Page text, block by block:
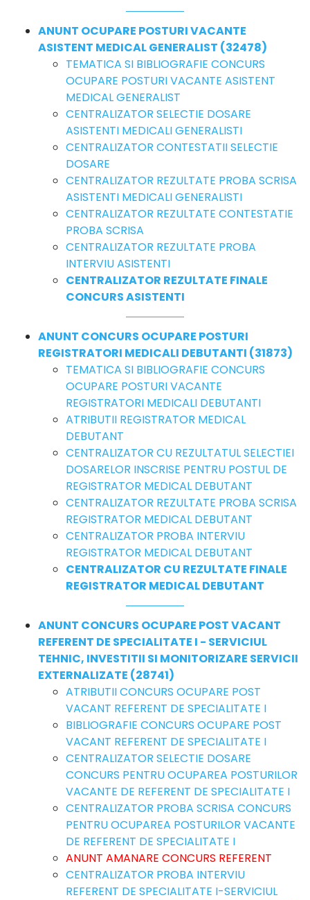
ANUNT OCUPARE POSTURI VACANTE
ASISTENT MEDICAL GENERALIST (32478)
TEMATICA SI BIBLIOGRAFIE CONCURS
OCUPARE POSTURI VACANTE ASISTENT
MEDICAL GENERALIST
CENTRALIZATOR SELECTIE DOSARE
ASISTENTI MEDICALI GENERALISTI
CENTRALIZATOR CONTESTATII SELECTIE
DOSARE
CENTRALIZATOR REZULTATE PROBA SCRISA
ASISTENTI MEDICALI GENERALISTI
CENTRALIZATOR REZULTATE CONTESTATIE
PROBA SCRISA
CENTRALIZATOR REZULTATE PROBA
INTERVIU ASISTENTI
CENTRALIZATOR REZULTATE FINALE
CONCURS ASISTENTI
ANUNT CONCURS OCUPARE POSTURI
REGISTRATORI MEDICALI DEBUTANTI (31873)
TEMATICA SI BIBLIOGRAFIE CONCURS
OCUPARE POSTURI VACANTE
REGISTRATORI MEDICALI DEBUTANTI
ATRIBUTII REGISTRATOR MEDICAL
DEBUTANT
CENTRALIZATOR CU REZULTATUL SELECTIEI
DOSARELOR INSCRISE PENTRU POSTUL DE
REGISTRATOR MEDICAL DEBUTANT
CENTRALIZATOR REZULTATE PROBA SCRISA
REGISTRATOR MEDICAL DEBUTANT
CENTRALIZATOR PROBA INTERVIU
REGISTRATOR MEDICAL DEBUTANT
CENTRALIZATOR CU REZULTATE FINALE
REGISTRATOR MEDICAL DEBUTANT
ANUNT CONCURS OCUPARE POST VACANT
REFERENT DE SPECIALITATE I - SERVICIUL
TEHNIC, INVESTITII SI MONITORIZARE SERVICII
EXTERNALIZATE (28741)
ATRIBUTII CONCURS OCUPARE POST
VACANT REFERENT DE SPECIALITATE I
BIBLIOGRAFIE CONCURS OCUPARE POST
VACANT REFERENT DE SPECIALITATE I
CENTRALIZATOR SELECTIE DOSARE
CONCURS PENTRU OCUPAREA POSTURILOR
VACANTE DE REFERENT DE SPECIALITATE I
CENTRALIZATOR PROBA SCRISA CONCURS
PENTRU OCUPAREA POSTURILOR VACANTE
DE REFERENT DE SPECIALITATE I
ANUNT AMANARE CONCURS REFERENT
CENTRALIZATOR PROBA INTERVIU
REFERENT DE SPECIALITATE I-SERVICIUL